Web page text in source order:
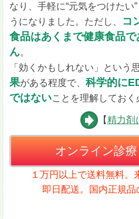
なり、手軽に“元気をつけたい
うになりました。ただし、 コ
食品はあくまで健康食品
ん。
「効くかもしれない」という
果がある程度で、科学的に
ではないことを理解しておく
【精力剤
オンライン診
１万円以上で送料無料。
即日配送。国内正規品